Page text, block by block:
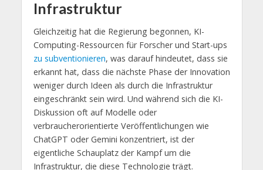
Infrastruktur
Gleichzeitig hat die Regierung begonnen, KI-
Computing-Ressourcen für Forscher und Start-ups
zu subventionieren, was darauf hindeutet, dass sie
erkannt hat, dass die nächste Phase der Innovation
weniger durch Ideen als durch die Infrastruktur
eingeschränkt sein wird. Und während sich die KI-
Diskussion oft auf Modelle oder
verbraucherorientierte Veröffentlichungen wie
ChatGPT oder Gemini konzentriert, ist der
eigentliche Schauplatz der Kampf um die
Infrastruktur, die diese Technologie trägt.